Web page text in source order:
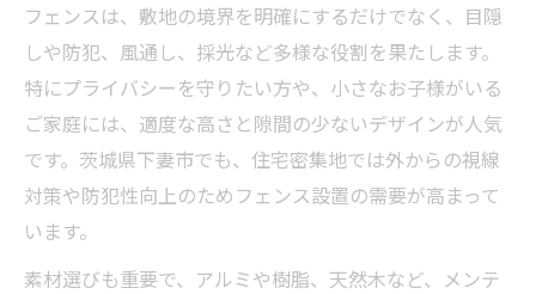
フェンスは、敷地の境界を明確にするだけでなく、目隠
しや防犯、風通し、採光など多様な役割を果たします。
特にプライバシーを守りたい方や、小さなお子様がいる
ご家庭には、適度な高さと隙間の少ないデザインが人気
です。茨城県下妻市でも、住宅密集地では外からの視線
対策や防犯性向上のためフェンス設置の需要が高まって
います。
素材選びも重要で、アルミや樹脂、天然木など、メンテ